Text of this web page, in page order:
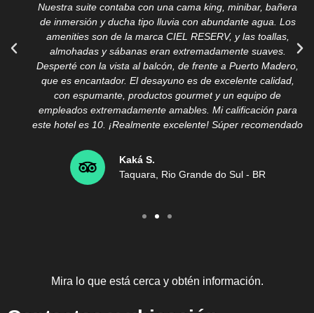
Nuestra suite contaba con una cama king, minibar, bañera
de inmersión y ducha tipo lluvia con abundante agua. Los
amenities son de la marca CIEL RESERV, y las toallas,
almohadas y sábanas eran extremadamente suaves.
Desperté con la vista al balcón, de frente a Puerto Madero,
que es encantador. El desayuno es de excelente calidad,
con espumante, productos gourmet y un equipo de
empleados extremadamente amables. Mi calificación para
este hotel es 10. ¡Realmente excelente! Súper recomendado
Kaká S.
Taquara, Rio Grande do Sul - BR
Mira lo que está cerca y obtén información.